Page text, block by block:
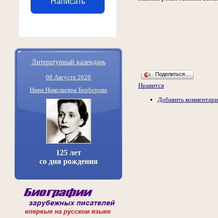
Литературный календарь
08 Августа 2026
Нина Николаевна Берберова
125 лет
со дня рождения
Поделиться…
Нравится
Добавить